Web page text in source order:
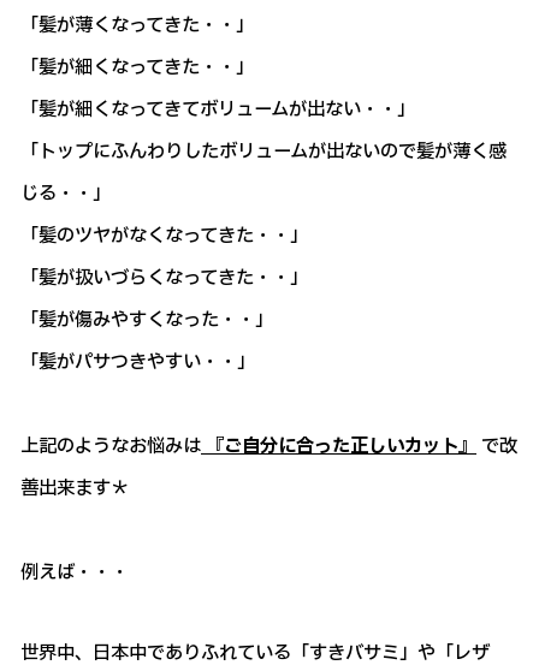
「髪が薄くなってきた・・」
「髪が細くなってきた・・」
「髪が細くなってきてボリュームが出ない・・」
「トップにふんわりしたボリュームが出ないので髪が薄く感
じる・・」
「髪のツヤがなくなってきた・・」
「髪が扱いづらくなってきた・・」
「髪が傷みやすくなった・・」
「髪がパサつきやすい・・」
上記のようなお悩みは 『ご自分に合った正しいカット』 で改
善出来ます＊
例えば・・・
世界中、日本中でありふれている「すきバサミ」や「レザ